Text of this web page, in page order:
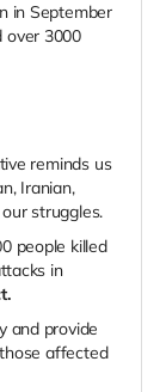
in September
over 3000
reminds us
Iranian,
struggles.
people killed
in
and provide
affected